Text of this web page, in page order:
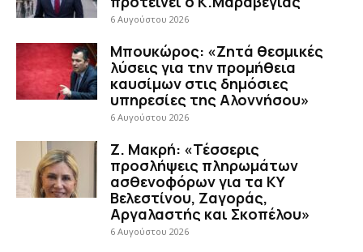
6 Αυγούστου 2026
Μπουκώρος: «Ζητά θεσμικές
λύσεις για την προμήθεια
καυσίμων στις δημόσιες
υπηρεσίες της Αλοννήσου»
6 Αυγούστου 2026
Ζ. Μακρή: «Τέσσερις
προσλήψεις πληρωμάτων
ασθενοφόρων για τα ΚΥ
Βελεστίνου, Ζαγοράς,
Αργαλαστής και Σκοπέλου»
6 Αυγούστου 2026